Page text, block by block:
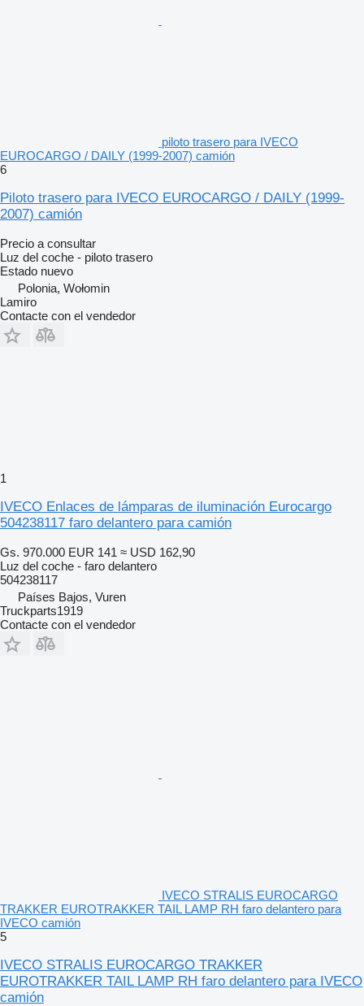
piloto trasero para IVECO
EUROCARGO / DAILY (1999-2007) camión
6
Piloto trasero para IVECO EUROCARGO / DAILY (1999-
2007) camión
Precio a consultar
Luz del coche - piloto trasero
Estado nuevo
Polonia, Wołomin
Lamiro
Contacte con el vendedor
1
IVECO Enlaces de lámparas de iluminación Eurocargo
504238117 faro delantero para camión
Gs. 970.000 EUR 141 ≈ USD 162,90
Luz del coche - faro delantero
504238117
Países Bajos, Vuren
Truckparts1919
Contacte con el vendedor
IVECO STRALIS EUROCARGO
TRAKKER EUROTRAKKER TAIL LAMP RH faro delantero para
IVECO camión
5
IVECO STRALIS EUROCARGO TRAKKER
EUROTRAKKER TAIL LAMP RH faro delantero para IVECO
camión